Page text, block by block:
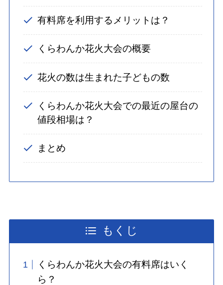
有料席を利用するメリットは？
くらわんか花火大会の概要
花火の数は生まれた子どもの数
くらわんか花火大会での最近の屋台の
値段相場は？
まとめ
もくじ
くらわんか花火大会の有料席はいく
ら？